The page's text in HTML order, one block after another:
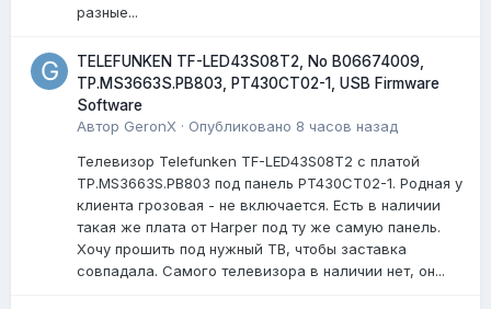
разные...
TELEFUNKEN TF-LED43S08T2, No B06674009,
TP.MS3663S.PB803, PT430CT02-1, USB Firmware
Software
Автор GeronX · Опубликовано 8 часов назад
Телевизор Telefunken TF-LED43S08T2 с платой
TP.MS3663S.PB803 под панель PT430CT02-1. Родная у
клиента грозовая - не включается. Есть в наличии
такая же плата от Harper под ту же самую панель.
Хочу прошить под нужный ТВ, чтобы заставка
совпадала. Самого телевизора в наличии нет, он...